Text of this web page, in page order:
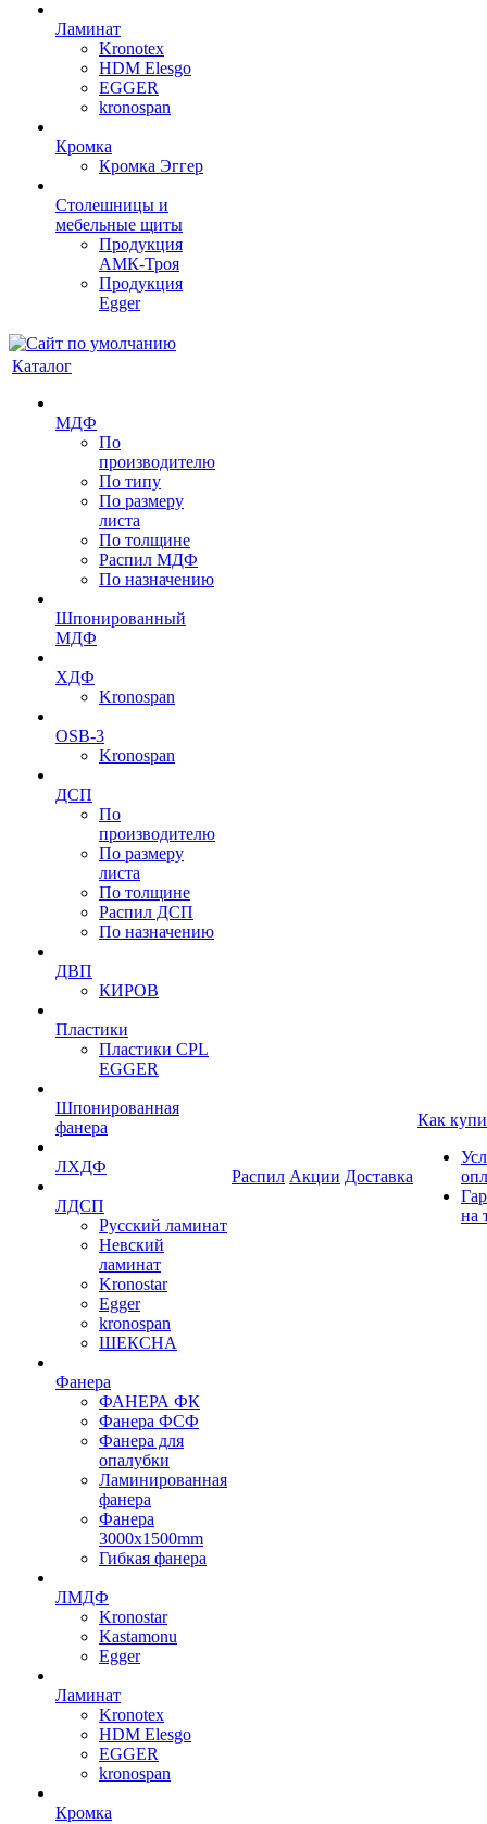
Ламинат
Kronotex
HDM Elesgo
EGGER
kronospan
Кромка
Кромка Эггер
Столешницы и
мебельные щиты
Продукция
АМК-Троя
Продукция
Egger
Каталог
МДФ
По
производителю
По типу
По размеру
листа
По толщине
Распил МДФ
По назначению
Шпонированный
МДФ
ХДФ
Kronospan
OSB-3
Kronospan
ДСП
По
производителю
По размеру
листа
По толщине
Распил ДСП
По назначению
ДВП
КИРОВ
Пластики
Пластики CPL
EGGER
Шпонированная
фанера
ЛХДФ
ЛДСП
Русский ламинат
Невский
ламинат
Kronostar
Egger
kronospan
ШЕКСНА
Фанера
ФАНЕРА ФК
Фанера ФСФ
Фанера для
опалубки
Ламинированная
фанера
Фанера
3000х1500mm
Гибкая фанера
ЛМДФ
Kronostar
Kastamonu
Egger
Ламинат
Kronotex
HDM Elesgo
EGGER
kronospan
Кромка
Распил Акции Доставка
Как
на